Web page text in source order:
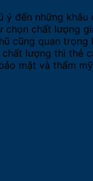
ý đến những
chọn chất lượng
cũng quan trọng
lượng thì thẻ
mật và thẩm